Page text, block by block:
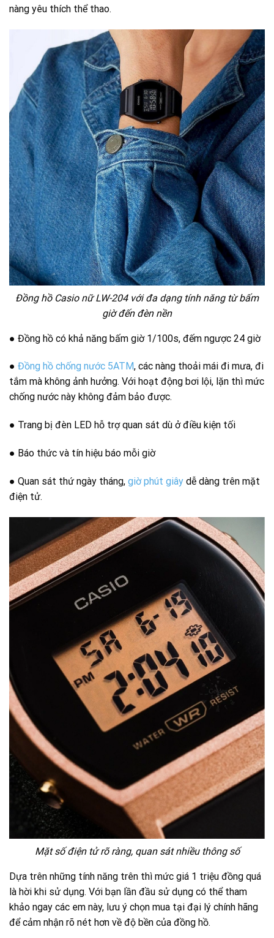
nàng yêu thích thể thao.
Đồng hồ Casio nữ LW-204 với đa dạng tính năng từ bấm
giờ đến đèn nền
● Đồng hồ có khả năng bấm giờ 1/100s, đếm ngược 24 giờ
● Đồng hồ chống nước 5ATM, các nàng thoải mái đi mưa, đi
tắm mà không ảnh hưởng. Với hoạt động bơi lội, lặn thì mức
chống nước này không đảm bảo được.
● Trang bị đèn LED hỗ trợ quan sát dù ở điều kiện tối
● Báo thức và tín hiệu báo mỗi giờ
● Quan sát thứ ngày tháng, giờ phút giây dễ dàng trên mặt
điện tử.
Mặt số điện tử rõ ràng, quan sát nhiều thông số
Dựa trên những tính năng trên thì mức giá 1 triệu đồng quá
là hời khi sử dụng. Với bạn lần đầu sử dụng có thể tham
khảo ngay các em này, lưu ý chọn mua tại đại lý chính hãng
để cảm nhận rõ nét hơn về độ bền của đồng hồ.